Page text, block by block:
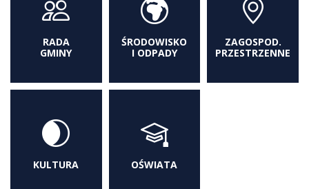
RADA
GMINY
ŚRODOWISKO
I ODPADY
ZAGOSPOD.
PRZESTRZENNE
KULTURA OŚWIATA